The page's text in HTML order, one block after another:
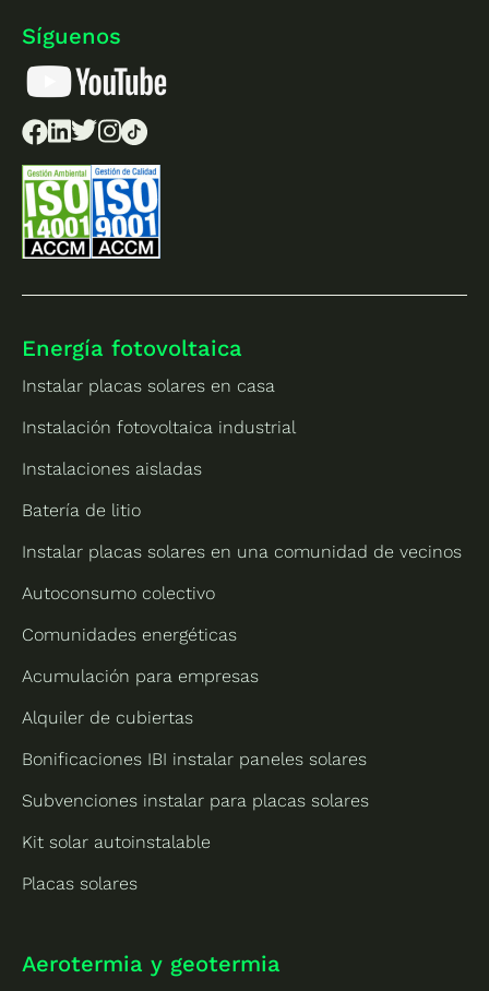
Síguenos
Energía fotovoltaica
Instalar placas solares en casa
Instalación fotovoltaica industrial
Instalaciones aisladas
Batería de litio
Instalar placas solares en una comunidad de vecinos
Autoconsumo colectivo
Comunidades energéticas
Acumulación para empresas
Alquiler de cubiertas
Bonificaciones IBI instalar paneles solares
Subvenciones instalar para placas solares
Kit solar autoinstalable
Placas solares
Aerotermia y geotermia